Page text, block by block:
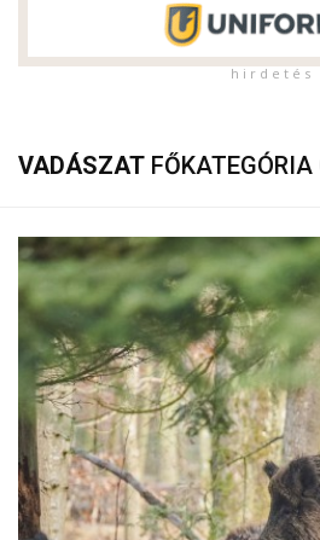
h i r d e t é s
VADÁSZAT FŐKATEGÓRIA